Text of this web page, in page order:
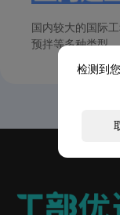
国内较大的国际
预拌等多种类型
检测到